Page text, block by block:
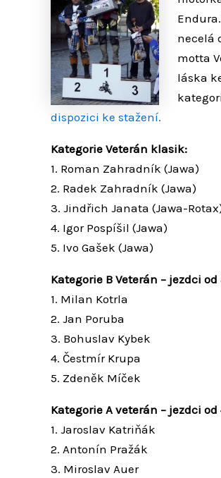
necelá
motta
láska
dispozici ke stažení.
Kategorie Veterán klasik:
1. Roman Zahradník (Jawa)
2. Radek Zahradník (Jawa)
3. Jindřich Janata (Jawa-
4. Igor Pospíšil (Jawa)
5. Ivo Gašek (Jawa)
Kategorie B Veterán – jezdci
1. Milan Kotrla
2. Jan Poruba
3. Bohuslav Kybek
4. Čestmír Krupa
5. Zdeněk Míček
Kategorie A veterán – jezdci
1. Jaroslav Katriňák
2. Antonín Pražák
3. Miroslav Auer